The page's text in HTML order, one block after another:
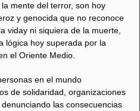
mente del terror, son hoy
y genocida que no reconoce
viday ni siquiera de la muerte,
lógica hoy superada por la
el Oriente Medio.
en el mundo
de solidaridad, organizaciones
las consecuencias